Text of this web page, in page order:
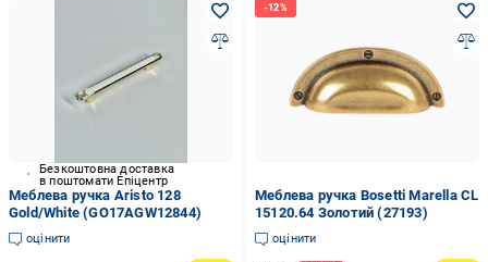
Безкоштовна доставка
в поштомати Епіцентр
Меблева ручка Aristo 128
Gold/White (GO17AGW12844)
оцінити
Меблева ручка Bosetti Marella CL
15120.64 Золотий (27193)
оцінити